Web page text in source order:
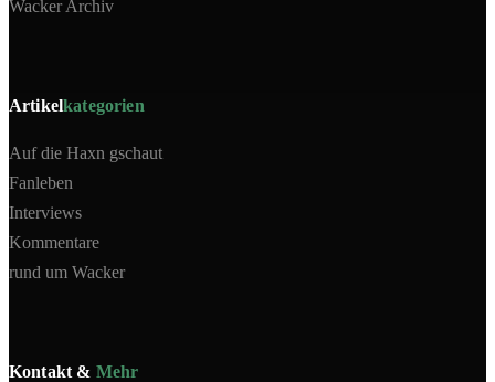
Wacker Archiv
Artikelkategorien
Auf die Haxn gschaut
Fanleben
Interviews
Kommentare
rund um Wacker
Kontakt & Mehr